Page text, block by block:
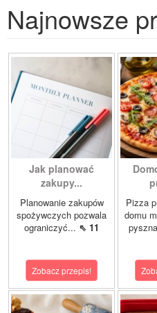
Najnowsze
Jak planować
zakupy...
Planowanie zakupów
spożywczych pozwala
ograniczyć... ⇖ 11
Zobacz przepis!
Pizza
domu